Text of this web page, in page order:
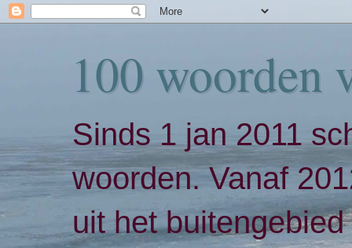
100 woorden
Sinds 1 jan 2011
woorden. Vanaf
uit het